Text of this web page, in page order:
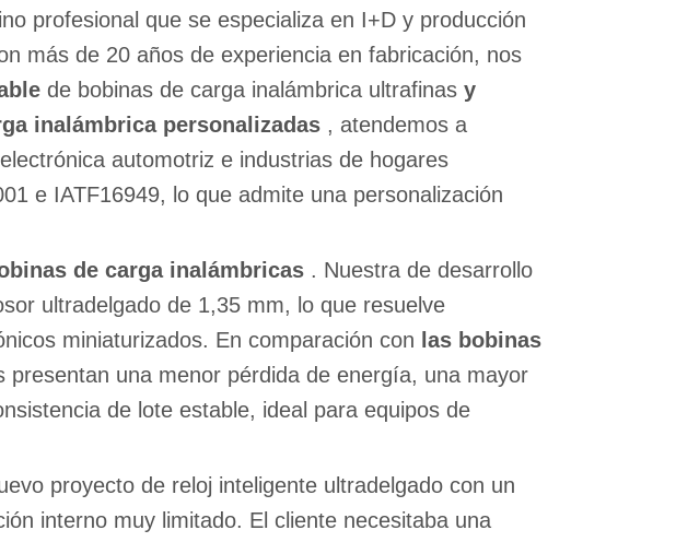
profesional que se especializa en I+D y producción
más de 20 años de experiencia en fabricación, nos
de bobinas de carga inalámbrica ultrafinas y
inalámbrica personalizadas , atendemos a
automotriz e industrias de hogares
e IATF16949, lo que admite una personalización
de carga inalámbricas . Nuestra de desarrollo
ultradelgado de 1,35 mm, lo que resuelve
miniaturizados. En comparación con las bobinas
una menor pérdida de energía, una mayor
de lote estable, ideal para equipos de
proyecto de reloj inteligente ultradelgado con un
interno muy limitado. El cliente necesitaba una